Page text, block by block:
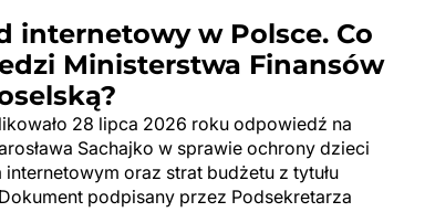
internetowy w Polsce. Co
Ministerstwa Finansów
28 lipca 2026 roku odpowiedź na
Sachajko w sprawie ochrony dzieci
oraz strat budżetu z tytułu
podpisany przez Podsekretarza